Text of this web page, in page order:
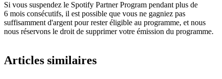
Si vous suspendez le Spotify Partner Program pendant plus de
6 mois consécutifs, il est possible que vous ne gagniez pas
suffisamment d'argent pour rester éligible au programme, et nous
nous réservons le droit de supprimer votre émission du programme.
Articles similaires